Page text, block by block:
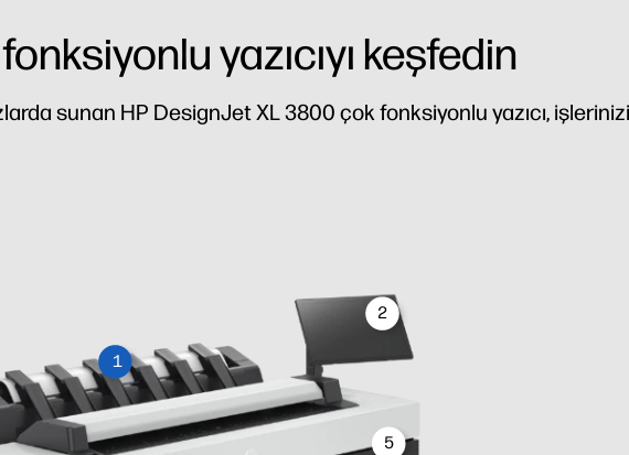
yazıcıyı keşfedin
sunan HP DesignJet XL 3800 çok fonksiyonlu yazıcı,
5
2
1